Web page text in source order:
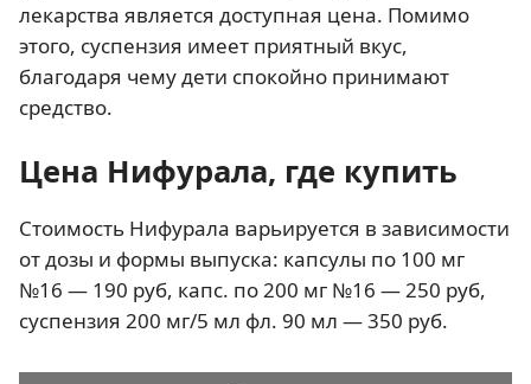
лекарства является доступная цена. Помимо
этого, суспензия имеет приятный вкус,
благодаря чему дети спокойно принимают
средство.
Цена Нифурала, где купить
Стоимость Нифурала варьируется в зависимости
от дозы и формы выпуска: капсулы по 100 мг
№16 — 190 руб, капс. по 200 мг №16 — 250 руб,
суспензия 200 мг/5 мл фл. 90 мл — 350 руб.